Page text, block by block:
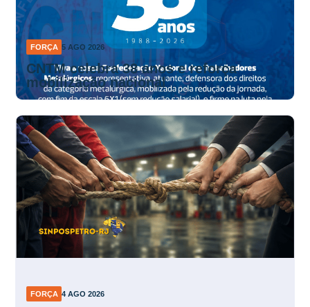
FORÇA 5 AGO 2026
CNTM celebra 38 anos e reforça
mobilização nacional
FORÇA 4 AGO 2026